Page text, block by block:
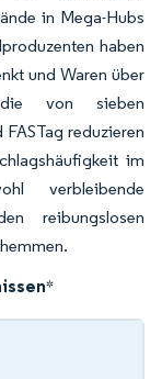
in Mega-Hubs
haben
und Waren über
die von sieben
reduzieren
im
verbleibende
reibungslosen
*